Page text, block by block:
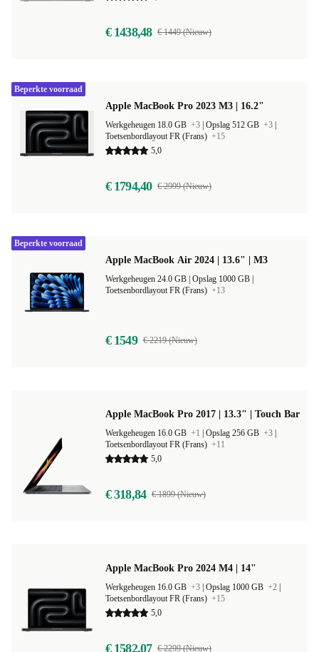
€ 1438,48 € 1449 (Nieuw)
Apple MacBook Pro 2023 M3 | 16.2"
Werkgeheugen 18.0 GB +3 Opslag 512 GB +3
Toetsenbordlayout FR (Frans) +15
5,0
€ 1794,40 € 2999 (Nieuw)
Beperkte voorraad
Apple MacBook Air 2024 | 13.6" | M3
Toetsenbordlayout FR (Frans) +13
€ 1549 € 2219 (Nieuw)
Beperkte voorraad
Apple MacBook Pro 2017 | 13.3" | Touch Bar
Werkgeheugen 16.0 GB +1 Opslag 256 GB +3
Toetsenbordlayout FR (Frans) +11
5,0
€ 318,84 € 1899 (Nieuw)
Apple MacBook Pro 2024 M4 | 14"
Werkgeheugen 16.0 GB +3 Opslag 1000 GB +2
Toetsenbordlayout FR (Frans) +15
5,0
€ 1582,07 € 2299 (Nieuw)